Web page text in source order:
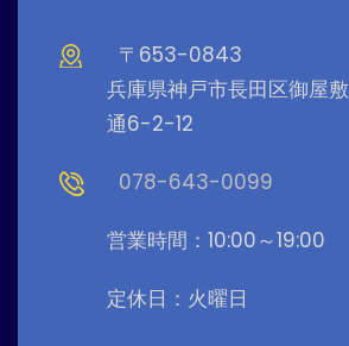
〒653-0843
兵庫県神戸市長田区御屋敷
通6-2-12
078-643-0099
営業時間：10:00～19:00
定休日：火曜日